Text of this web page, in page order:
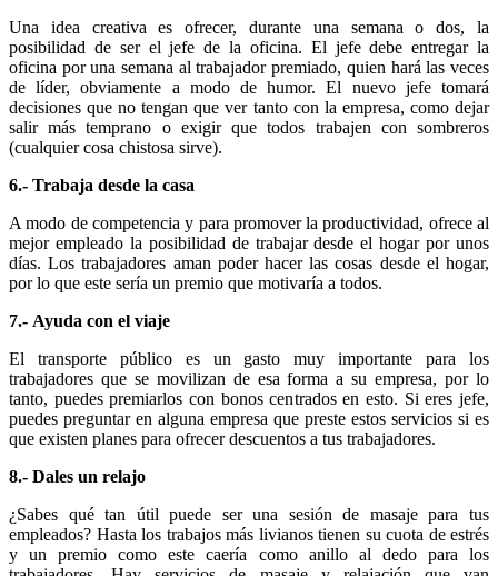
Una idea creativa es ofrecer, durante una semana o dos, la
posibilidad de ser el jefe de la oficina. El jefe debe entregar la
oficina por una semana al trabajador premiado, quien hará las veces
de líder, obviamente a modo de humor. El nuevo jefe tomará
decisiones que no tengan que ver tanto con la empresa, como dejar
salir más temprano o exigir que todos trabajen con sombreros
(cualquier cosa chistosa sirve).
6.- Trabaja desde la casa
A modo de competencia y para promover la productividad, ofrece al
mejor empleado la posibilidad de trabajar desde el hogar por unos
días. Los trabajadores aman poder hacer las cosas desde el hogar,
por lo que este sería un premio que motivaría a todos.
7.- Ayuda con el viaje
El transporte público es un gasto muy importante para los
trabajadores que se movilizan de esa forma a su empresa, por lo
tanto, puedes premiarlos con bonos centrados en esto. Si eres jefe,
puedes preguntar en alguna empresa que preste estos servicios si es
que existen planes para ofrecer descuentos a tus trabajadores.
8.- Dales un relajo
¿Sabes qué tan útil puede ser una sesión de masaje para tus
empleados? Hasta los trabajos más livianos tienen su cuota de estrés
y un premio como este caería como anillo al dedo para los